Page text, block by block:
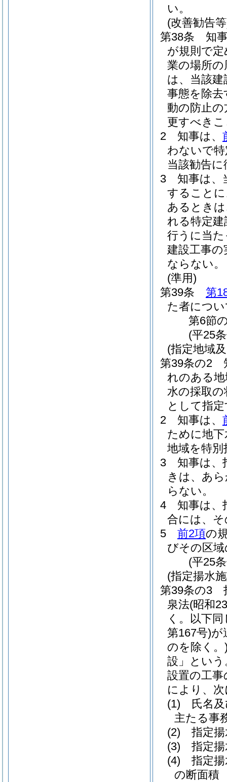
い。
(改善勧告
第38条
知
が規則で
業の場所
は、当該
事態を除
動の防止
更すべき
2
知事は、
わないで
当該勧告
3
知事は、
すること
あるとき
れる特定
行うに当
建設工事
ならない。
(準用)
第39条
第
た者につ
第6節
(平25
(指定地域
第39条の2
れのある
水の採取
として指
2
知事は、
ために地
地域を特
3
知事は、
きは、あ
らない。
4
知事は、
合には、
5
前2項の
びその区
(平25
(指定揚水
第39条の3
泉法(昭和
く。以下同
第167号)が
のを除く。
設」という
設置の工
により、
(1)
氏名
主たる事
(2)
指定
(3)
指定
(4)
指定
の断面積